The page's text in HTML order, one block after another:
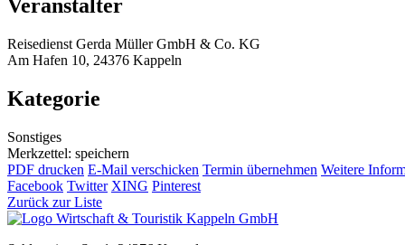
Veranstalter
Reisedienst Gerda Müller GmbH & Co. KG
Am Hafen 10, 24376 Kappeln
Kategorie
Sonstiges
Merkzettel: speichern
PDF drucken E-Mail verschicken Termin übernehmen Weitere
Facebook Twitter XING Pinterest
Zurück zur Liste